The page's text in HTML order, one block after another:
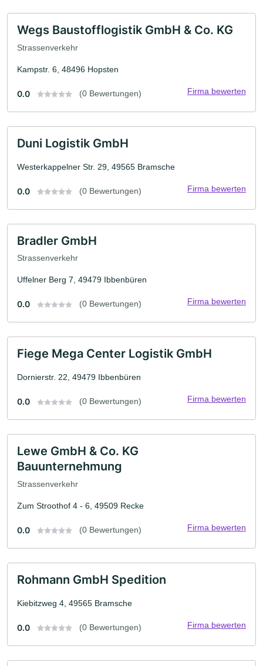
Wegs Baustofflogistik GmbH & Co. KG
Strassenverkehr
Kampstr. 6, 48496 Hopsten
0.0 (0 Bewertungen) Firma bewerten
Duni Logistik GmbH
Westerkappelner Str. 29, 49565 Bramsche
0.0 (0 Bewertungen) Firma bewerten
Bradler GmbH
Strassenverkehr
Uffelner Berg 7, 49479 Ibbenbüren
0.0 (0 Bewertungen) Firma bewerten
Fiege Mega Center Logistik GmbH
Dornierstr. 22, 49479 Ibbenbüren
0.0 (0 Bewertungen) Firma bewerten
Lewe GmbH & Co. KG
Bauunternehmung
Strassenverkehr
Zum Stroothof 4 - 6, 49509 Recke
0.0 (0 Bewertungen) Firma bewerten
Rohmann GmbH Spedition
Kiebitzweg 4, 49565 Bramsche
0.0 (0 Bewertungen) Firma bewerten